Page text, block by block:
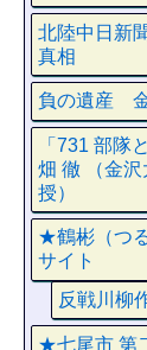
北陸中日新
真相
負の遺産
「731 部隊
畑 徹 （金
授）
★鶴彬（つ
サイト
反戦川柳
★七尾市 第